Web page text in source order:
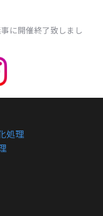
に開催終了致しまし
処理